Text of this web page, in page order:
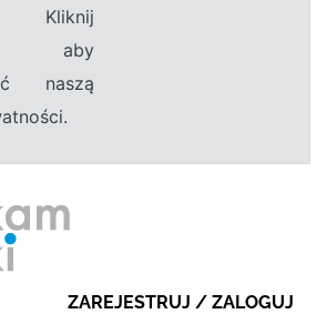
Kliknij
aby
naszą
ZAREJESTRUJ / ZALOGUJ